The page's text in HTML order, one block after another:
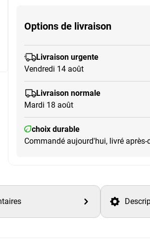
Options de livraison
Livraison urgente
Vendredi 14 août
Livraison normale
Mardi 18 août
choix durable
Commandé aujourd'hui, livré après-